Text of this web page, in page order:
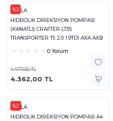
%3
HELLA
HIDROLIK DIREKSIYON POMPASI
(KANATLI) CRAFTER LT35
TRANSPORTER T5 2.0 1.9TDI AXA AXB
0 Yorum
4.477,00 TL
4.362,00 TL
%2
HELLA
HIDROLIK DIREKSIYON POMPASI A4